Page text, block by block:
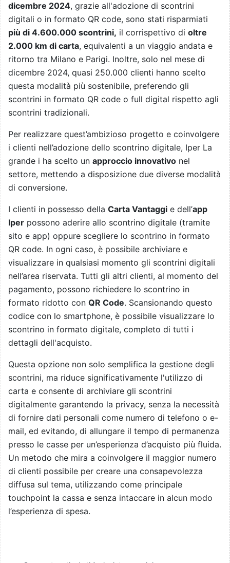
dicembre 2024, grazie all'adozione di scontrini
digitali o in formato QR code, sono stati risparmiati
più di 4.600.000 scontrini, il corrispettivo di oltre
2.000 km di carta, equivalenti a un viaggio andata e
ritorno tra Milano e Parigi. Inoltre, solo nel mese di
dicembre 2024, quasi 250.000 clienti hanno scelto
questa modalità più sostenibile, preferendo gli
scontrini in formato QR code o full digital rispetto agli
scontrini tradizionali.
Per realizzare quest’ambizioso progetto e coinvolgere
i clienti nell’adozione dello scontrino digitale, Iper La
grande i ha scelto un approccio innovativo nel
settore, mettendo a disposizione due diverse modalità
di conversione.
I clienti in possesso della Carta Vantaggi e dell’app
Iper possono aderire allo scontrino digitale (tramite
sito e app) oppure scegliere lo scontrino in formato
QR code. In ogni caso, è possibile archiviare e
visualizzare in qualsiasi momento gli scontrini digitali
nell’area riservata. Tutti gli altri clienti, al momento del
pagamento, possono richiedere lo scontrino in
formato ridotto con QR Code. Scansionando questo
codice con lo smartphone, è possibile visualizzare lo
scontrino in formato digitale, completo di tutti i
dettagli dell'acquisto.
Questa opzione non solo semplifica la gestione degli
scontrini, ma riduce significativamente l'utilizzo di
carta e consente di archiviare gli scontrini
digitalmente garantendo la privacy, senza la necessità
di fornire dati personali come numero di telefono o e-
mail, ed evitando, di allungare il tempo di permanenza
presso le casse per un’esperienza d’acquisto più fluida.
Un metodo che mira a coinvolgere il maggior numero
di clienti possibile per creare una consapevolezza
diffusa sul tema, utilizzando come principale
touchpoint la cassa e senza intaccare in alcun modo
l’esperienza di spesa.